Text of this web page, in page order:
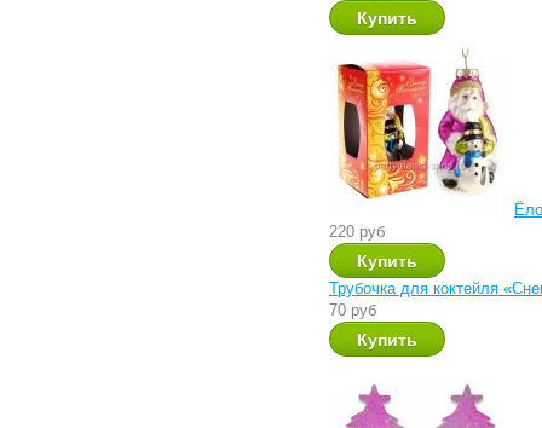
220 руб
Трубочка для коктейля
70 руб